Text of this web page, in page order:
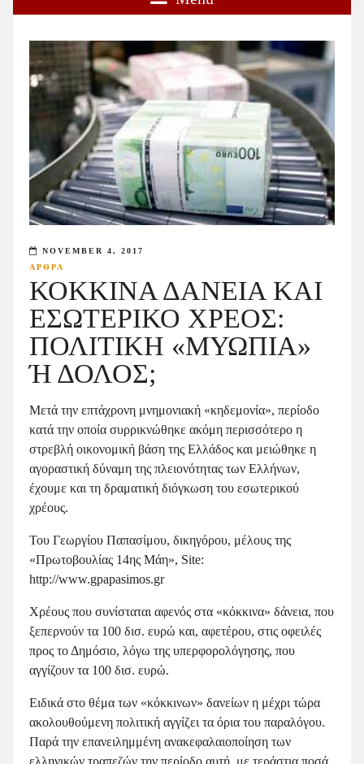
NOVEMBER 4, 2017
ΑΡΘΡΑ
ΚΟΚΚΙΝΑ ΔΑΝΕΙΑ ΚΑΙ
ΕΣΩΤΕΡΙΚΟ ΧΡΕΟΣ:
ΠΟΛΙΤΙΚΗ «ΜΥΩΠΙΑ»
Ή ΔΟΛΟΣ;
Μετά την επτάχρονη μνημονιακή «κηδεμονία», περίοδο
κατά την οποία συρρικνώθηκε ακόμη περισσότερο η
στρεβλή οικονομική βάση της Ελλάδος και μειώθηκε η
αγοραστική δύναμη της πλειονότητας των Ελλήνων,
έχουμε και τη δραματική διόγκωση του εσωτερικού
χρέους.
Του Γεωργίου Παπασίμου, δικηγόρου, μέλους της
«Πρωτοβουλίας 14ης Μάη», Site:
http://www.gpapasimos.gr
Χρέους που συνίσταται αφενός στα «κόκκινα» δάνεια, που
ξεπερνούν τα 100 δισ. ευρώ και, αφετέρου, στις οφειλές
προς το Δημόσιο, λόγω της υπερφορολόγησης, που
αγγίζουν τα 100 δισ. ευρώ.
Ειδικά στο θέμα των «κόκκινων» δανείων η μέχρι τώρα
ακολουθούμενη πολιτική αγγίζει τα όρια του παραλόγου.
Παρά την επανειλημμένη ανακεφαλαιοποίηση των